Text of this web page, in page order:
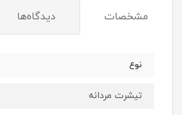
مشخصات دیدگاه‌ها
نوع
تیشرت مردانه